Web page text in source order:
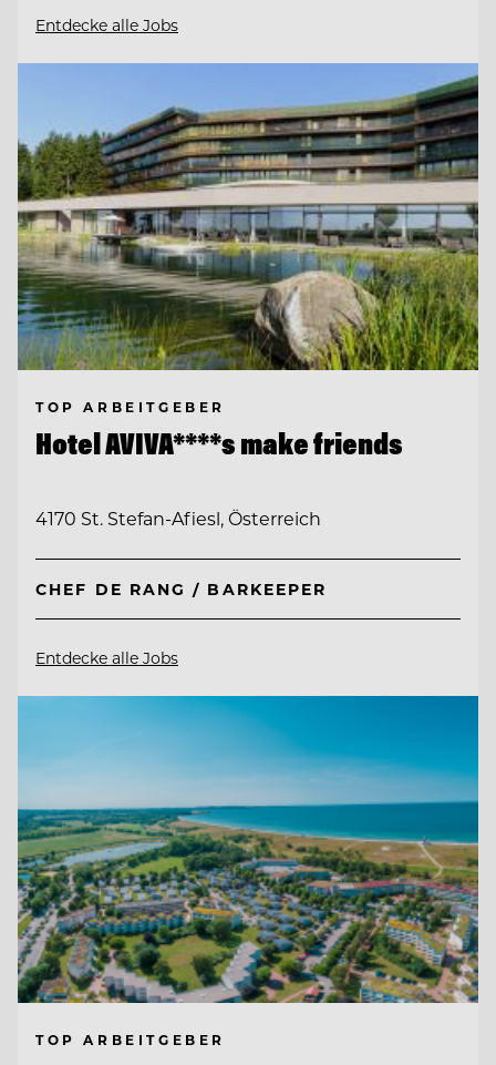
Entdecke alle Jobs
TOP ARBEITGEBER
Hotel AVIVA****s make friends
4170 St. Stefan-Afiesl, Österreich
CHEF DE RANG / BARKEEPER
Entdecke alle Jobs
TOP ARBEITGEBER